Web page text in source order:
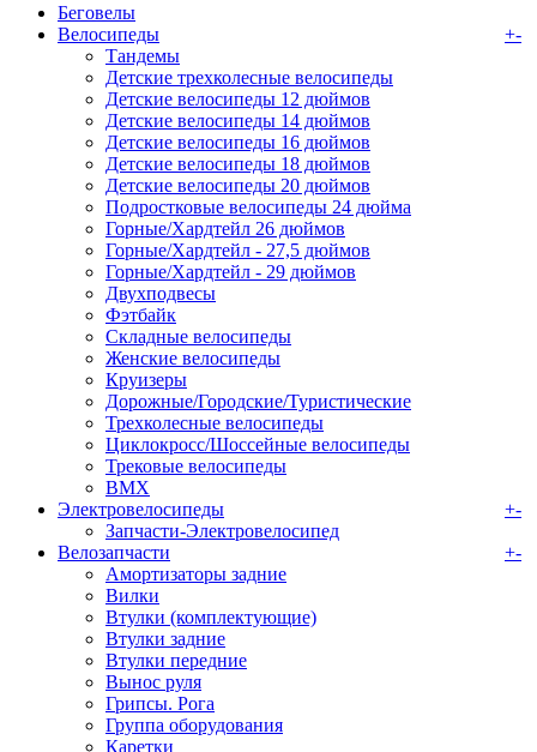
Беговелы
Велосипеды
+-
Тандемы
Детские трехколесные велосипеды
Детские велосипеды 12 дюймов
Детские велосипеды 14 дюймов
Детские велосипеды 16 дюймов
Детские велосипеды 18 дюймов
Детские велосипеды 20 дюймов
Подростковые велосипеды 24 дюйма
Горные/Хардтейл 26 дюймов
Горные/Хардтейл - 27,5 дюймов
Горные/Хардтейл - 29 дюймов
Двухподвесы
Фэтбайк
Складные велосипеды
Женские велосипеды
Круизеры
Дорожные/Городские/Туристические
Трехколесные велосипеды
Циклокросс/Шоссейные велосипеды
Трековые велосипеды
BMX
Электровелосипеды
+-
Запчасти-Электровелосипед
Велозапчасти
+-
Амортизаторы задние
Вилки
Втулки (комплектующие)
Втулки задние
Втулки передние
Вынос руля
Грипсы. Рога
Группа оборудования
Каретки